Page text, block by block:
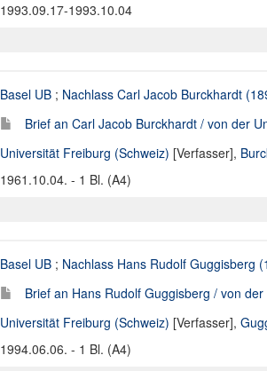
1993.09.17-1993.10.04
Basel UB ; Nachlass Carl Jacob Burckhardt
Brief an Carl Jacob Burckhardt / von der
Universität Freiburg (Schweiz) [Verfasser],
1961.10.04. - 1 Bl. (A4)
Basel UB ; Nachlass Hans Rudolf Guggisberg
Brief an Hans Rudolf Guggisberg / von
Universität Freiburg (Schweiz) [Verfasser],
1994.06.06. - 1 Bl. (A4)